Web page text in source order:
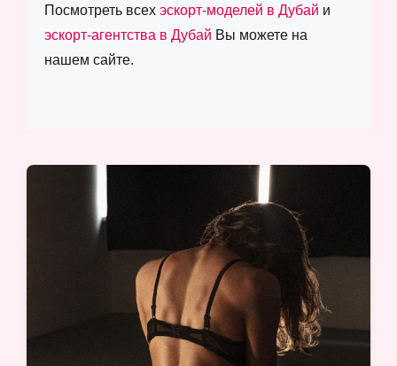
Посмотреть всех эскорт-моделей в Дубай и
эскорт-агентства в Дубай Вы можете на
нашем сайте.